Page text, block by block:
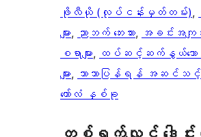
ဖိုလီယို (လုပ်ငန်းမှတ်တမ်း),
များ, ညာဘက် ဘေးဘား, အခင်းအကျင်
စရာများ, ထပ်ဆင့်ဆက်နွယ်သော
များ, ဘာသာပြန်ရန် အဆင်သ
ကော်လံ နှစ်ခု